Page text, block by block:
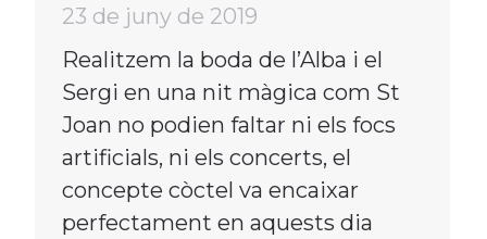
23 de juny de 2019
Realitzem la boda de l’Alba i el
Sergi en una nit màgica com St
Joan no podien faltar ni els focs
artificials, ni els concerts, el
concepte còctel va encaixar
perfectament en aquests dia